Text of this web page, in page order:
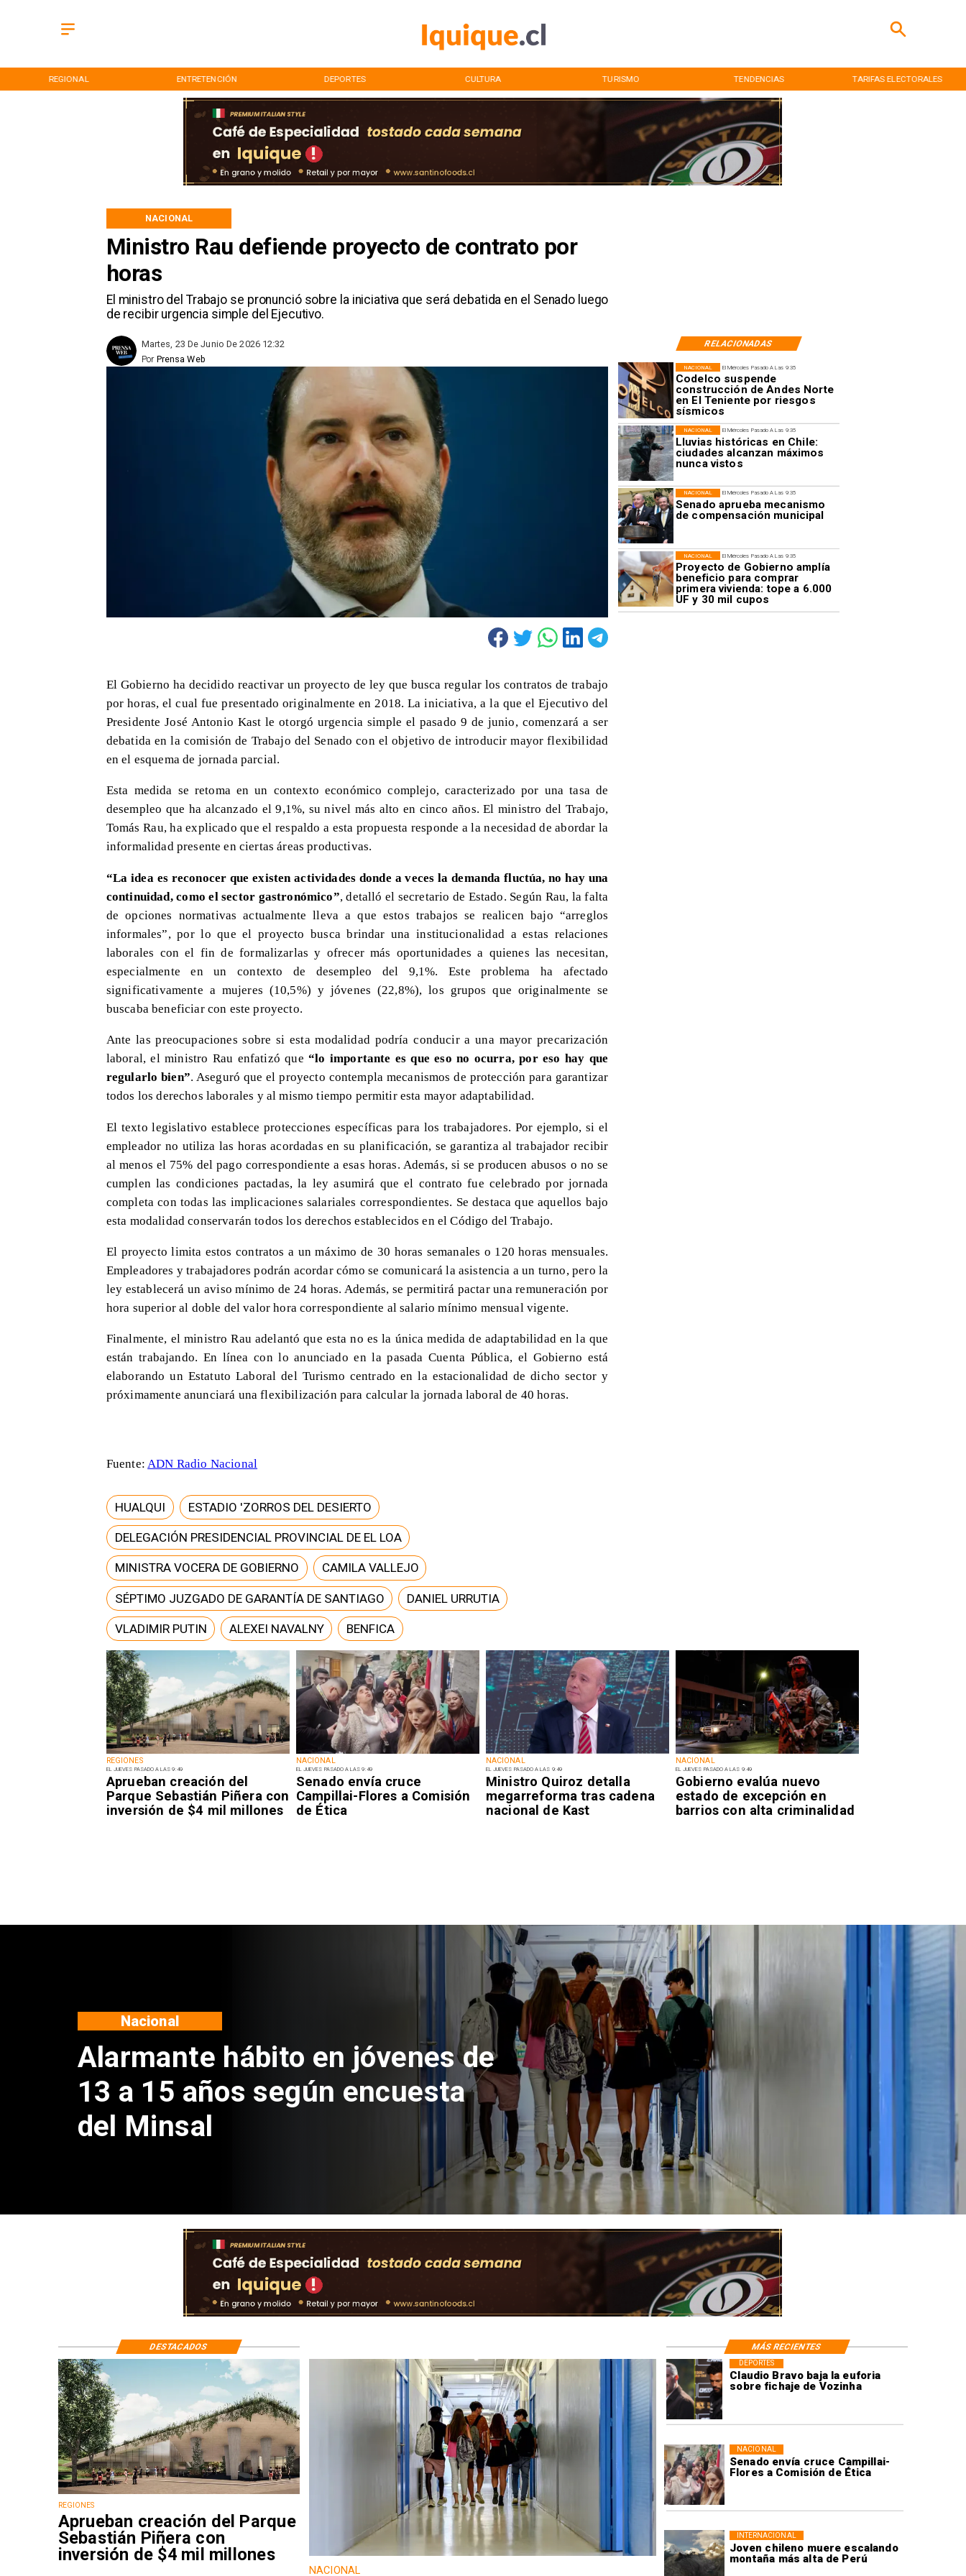
REGIONAL ENTRETENCIÓN DEPORTES CULTURA TURISMO TENDENCIAS TARIFAS ELECTORALES
Ministro Rau defiende proyecto de contrato por
horas
El ministro del Trabajo se pronunció sobre la iniciativa que será debatida en el Senado luego
de recibir urgencia simple del Ejecutivo.
NACIONAL
RELACIONADAS
Martes, 23 De Junio De 2026 12:32
Prensa Web
Por
REGIONES
EL JUEVES PASADO A LAS 9:49
Aprueban creación del
Parque Sebastián Piñera con
inversión de $4 mil millones
NACIONAL
EL JUEVES PASADO A LAS 9:49
Senado envía cruce
Campillai-Flores a Comisión
de Ética
NACIONAL
EL JUEVES PASADO A LAS 9:49
Ministro Quiroz detalla
megarreforma tras cadena
nacional de Kast
NACIONAL
EL JUEVES PASADO A LAS 9:49
Gobierno evalúa nuevo
estado de excepción en
barrios con alta criminalidad
El Miércoles Pasado A Las 9:35
Codelco suspende
construcción de Andes Norte
en El Teniente por riesgos
sísmicos
NACIONAL
El Miércoles Pasado A Las 9:35
Lluvias históricas en Chile:
ciudades alcanzan máximos
nunca vistos
NACIONAL
El Miércoles Pasado A Las 9:35
Senado aprueba mecanismo
de compensación municipal
NACIONAL
El Miércoles Pasado A Las 9:35
Proyecto de Gobierno amplía
beneficio para comprar
primera vivienda: tope a 6.000
UF y 30 mil cupos
NACIONAL
El Gobierno ha decidido reactivar un proyecto de ley que busca regular los contratos de trabajo
por horas, el cual fue presentado originalmente en 2018. La iniciativa, a la que el Ejecutivo del
Presidente José Antonio Kast le otorgó urgencia simple el pasado 9 de junio, comenzará a ser
debatida en la comisión de Trabajo del Senado con el objetivo de introducir mayor flexibilidad
en el esquema de jornada parcial.
Esta medida se retoma en un contexto económico complejo, caracterizado por una tasa de
desempleo que ha alcanzado el 9,1%, su nivel más alto en cinco años. El ministro del Trabajo,
Tomás Rau, ha explicado que el respaldo a esta propuesta responde a la necesidad de abordar la
informalidad presente en ciertas áreas productivas.
“La idea es reconocer que existen actividades donde a veces la demanda fluctúa, no hay una
continuidad, como el sector gastronómico”, detalló el secretario de Estado. Según Rau, la falta
de opciones normativas actualmente lleva a que estos trabajos se realicen bajo “arreglos
informales”, por lo que el proyecto busca brindar una institucionalidad a estas relaciones
laborales con el fin de formalizarlas y ofrecer más oportunidades a quienes las necesitan,
especialmente en un contexto de desempleo del 9,1%. Este problema ha afectado
significativamente a mujeres (10,5%) y jóvenes (22,8%), los grupos que originalmente se
buscaba beneficiar con este proyecto.
Ante las preocupaciones sobre si esta modalidad podría conducir a una mayor precarización
laboral, el ministro Rau enfatizó que“lo importante es que eso no ocurra, por eso hay que
regularlo bien”. Aseguró que el proyecto contempla mecanismos de protección para garantizar
todos los derechos laborales y al mismo tiempo permitir esta mayor adaptabilidad.
El texto legislativo establece protecciones específicas para los trabajadores. Por ejemplo, si el
empleador no utiliza las horas acordadas en su planificación, se garantiza al trabajador recibir
al menos el 75% del pago correspondiente a esas horas. Además, si se producen abusos o no se
cumplen las condiciones pactadas, la ley asumirá que el contrato fue celebrado por jornada
completa con todas las implicaciones salariales correspondientes. Se destaca que aquellos bajo
esta modalidad conservarán todos los derechos establecidos en el Código del Trabajo.
El proyecto limita estos contratos a un máximo de 30 horas semanales o 120 horas mensuales.
Empleadores y trabajadores podrán acordar cómo se comunicará la asistencia a un turno, pero la
ley establecerá un aviso mínimo de 24 horas. Además, se permitirá pactar una remuneración por
hora superior al doble del valor hora correspondiente al salario mínimo mensual vigente.
Finalmente, el ministro Rau adelantó que esta no es la única medida de adaptabilidad en la que
están trabajando. En línea con lo anunciado en la pasada Cuenta Pública, el Gobierno está
elaborando un Estatuto Laboral del Turismo centrado en la estacionalidad de dicho sector y
próximamente anunciará una flexibilización para calcular la jornada laboral de 40 horas.
Fuente: ADN Radio Nacional
HUALQUI ESTADIO 'ZORROS DEL DESIERTO
DELEGACIÓN PRESIDENCIAL PROVINCIAL DE EL LOA
MINISTRA VOCERA DE GOBIERNO CAMILA VALLEJO
SÉPTIMO JUZGADO DE GARANTÍA DE SANTIAGO DANIEL URRUTIA
VLADIMIR PUTIN ALEXEI NAVALNY BENFICA
Aprueban creación del Parque
Sebastián Piñera con inversión
de $4 mil millones
Claudio Bravo baja la euforia
sobre fichaje de Vozinha
DEPORTES
Senado envía cruce Campillai-
Flores a Comisión de Ética
NACIONAL
Joven chileno muere escalando
montaña más alta de Perú
INTERNACIONAL
REGIONES
Aprueban creación del Parque
Sebastián Piñera con
inversión de $4 mil millones
NACIONAL
DESTACADOS MÁS RECIENTES